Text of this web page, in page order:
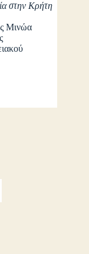
στην Κρήτη
Μινώα